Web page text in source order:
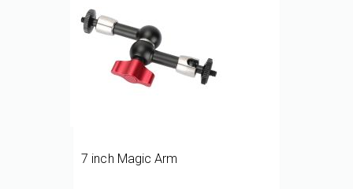
7 inch Magic Arm